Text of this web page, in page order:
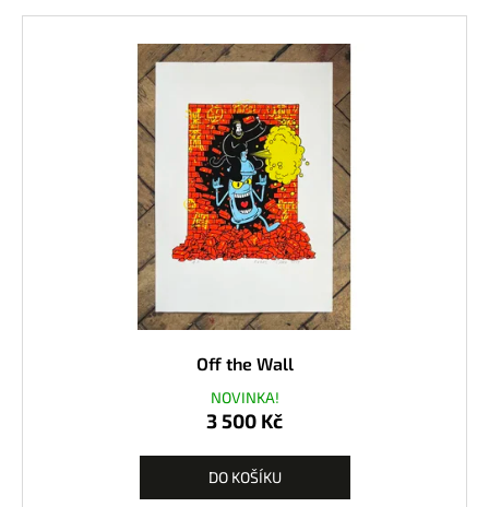
Off the Wall
NOVINKA!
3 500 Kč
DO KOŠÍKU